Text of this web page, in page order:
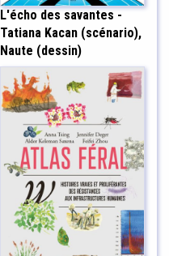
L'écho des savantes -
Tatiana Kacan (scénario),
Naute (dessin)